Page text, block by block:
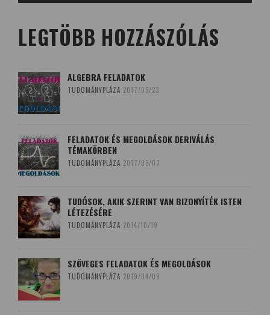
LEGTÖBB HOZZÁSZÓLÁS
ALGEBRA FELADATOK
TUDOMÁNYPLÁZA 2017/05/23
FELADATOK ÉS MEGOLDÁSOK DERIVÁLÁS
TÉMAKÖRBEN
TUDOMÁNYPLÁZA 2017/05/07
TUDÓSOK, AKIK SZERINT VAN BIZONYÍTÉK ISTEN
LÉTEZÉSÉRE
TUDOMÁNYPLÁZA 2014/10/19
SZÖVEGES FELADATOK ÉS MEGOLDÁSOK
TUDOMÁNYPLÁZA 2019/04/09